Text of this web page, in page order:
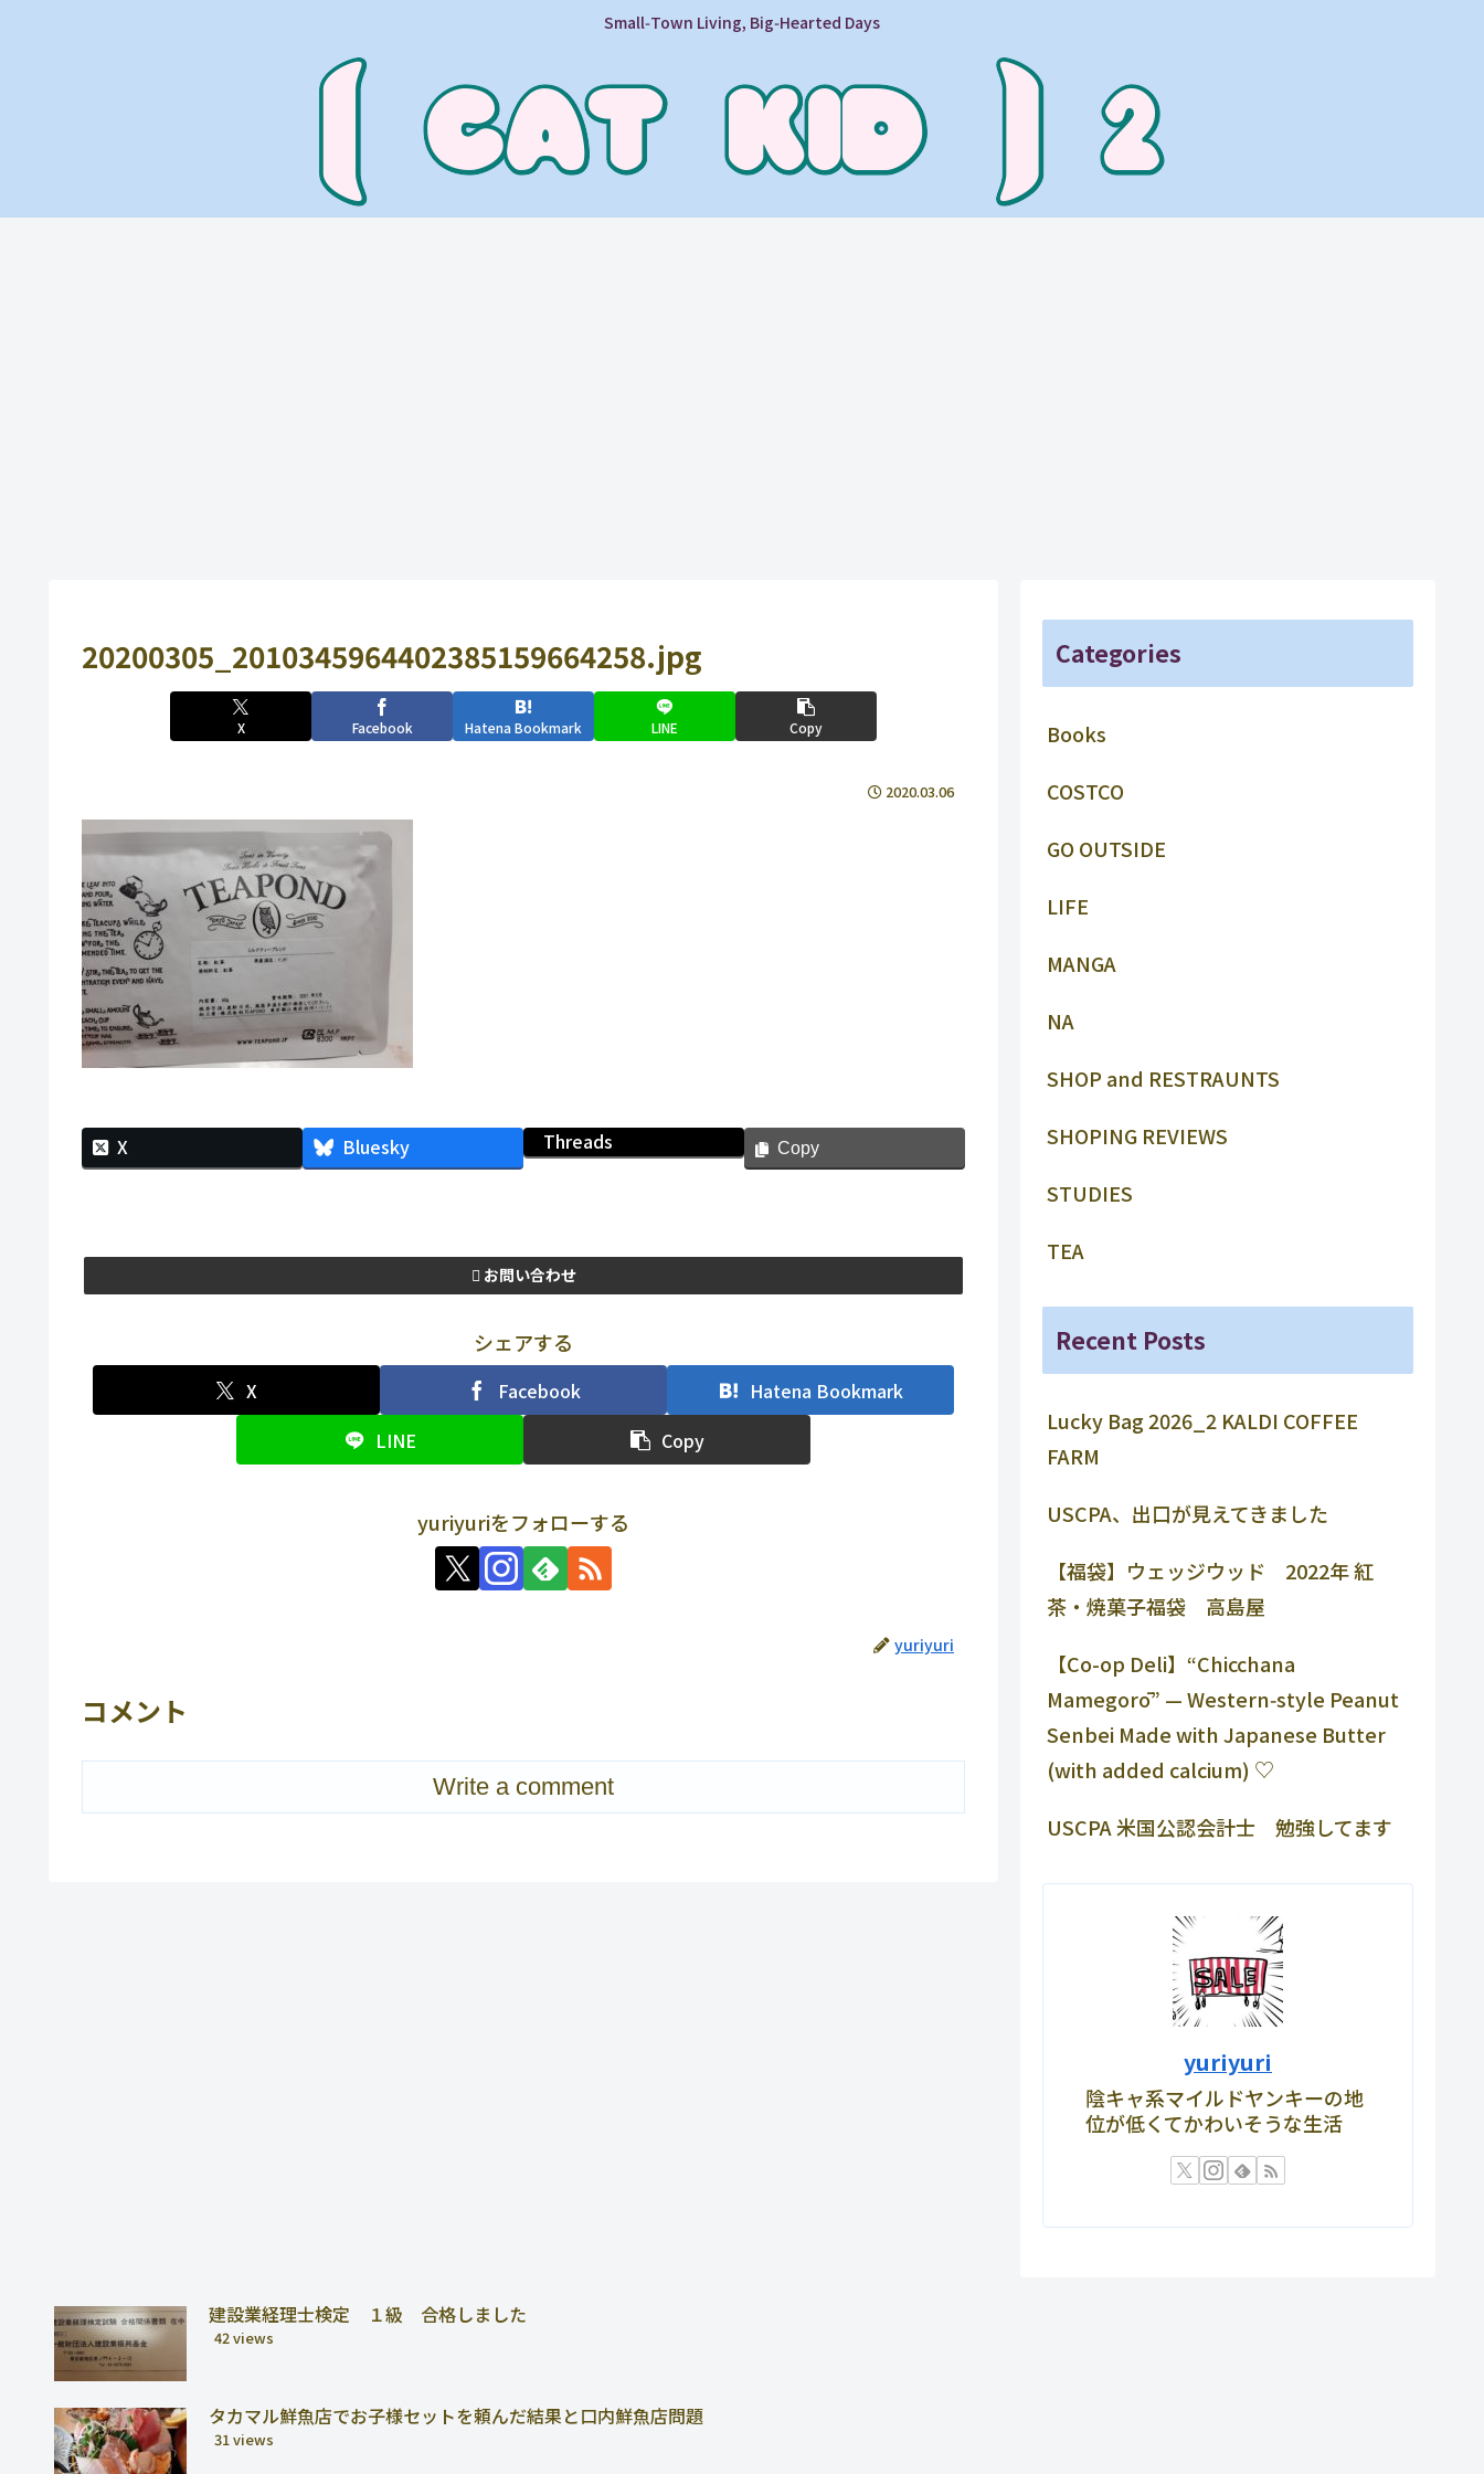
Small‑Town Living, Big‑Hearted Days
20200305_2010345964402385159664258.jpg
X Facebook Hatena Bookmark LINE Copy
2020.03.06
X Bluesky Threads Copy
お問い合わせ
シェアする
X Facebook
Hatena Bookmark
LINE
Copy
yuriyuriをフォローする
yuriyuri
コメント
Write a comment
Categories
Books
COSTCO
GO OUTSIDE
LIFE
MANGA
NA
SHOP and RESTRAUNTS
SHOPING REVIEWS
STUDIES
TEA
Recent Posts
Lucky Bag 2026_2 KALDI COFFEE
FARM
USCPA、出口が見えてきました
【福袋】ウェッジウッド 2022年 紅
茶・焼菓子福袋 高島屋
【Co-op Deli】“Chicchana
Mamegorō” — Western‑style Peanut
Senbei Made with Japanese Butter
(with added calcium) ♡
USCPA 米国公認会計士 勉強してます
yuriyuri
陰キャ系マイルドヤンキーの地
位が低くてかわいそうな生活
建設業経理士検定 １級 合格しました
42 views
タカマル鮮魚店でお子様セットを頼んだ結果と口内鮮魚店問題
31 views